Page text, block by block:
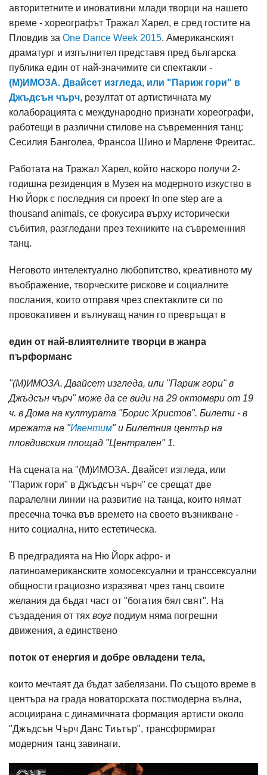
авторитетните и иновативни млади творци на нашето
време - хореографът Тражал Харел, е сред гостите на
Пловдив за One Dance Week 2015. Американският
драматург и изпълнител представя пред българска
публика един от най-значимите си спектакли -
(М)ИМОЗА. Двайсет изгледа, или "Париж гори" в
Джъдсън чърч, резултат от артистичната му
колаборацията с международно признати хореографи,
работещи в различни стилове на съвременния танц:
Сесилия Банголеа, Франсоа Шино и Марлене Фреитас.
Работата на Тражал Харел, който наскоро получи 2-
годишна резиденция в Музея на модерното изкуство в
Ню Йорк с последния си проект In one step are a
thousand animals, се фокусира върху исторически
събития, разгледани през техниките на съвременния
танц.
Неговото интелектуално любопитство, креативното му
въображение, творческите рискове и социалните
послания, които отправя чрез спектаклите си по
провокативен и вълнуващ начин го превръщат в
един от най-влиятелните творци в жанра
пърформанс
"(М)ИМОЗА. Двайсет изгледа, или "Париж гори" в
Джъдсън чърч" може да се види на 29 октомври от 19
ч. в Дома на културата "Борис Христов". Билети - в
мрежата на "Ивентим" и Билетния център на
пловдивския площад "Централен" 1.
На сцената на "(М)ИМОЗА. Двайсет изгледа, или
"Париж гори" в Джъдсън чърч" се срещат две
паралелни линии на развитие на танца, които нямат
пресечна точка във времето на своето възникване -
нито социална, нито естетическа.
В предградията на Ню Йорк афро- и
латиноамериканските хомосексуални и транссексуални
общности грациозно изразяват чрез танц своите
желания да бъдат част от "богатия бял свят". На
създадения от тях воуг подиум няма погрешни
движения, а единствено
поток от енергия и добре овладени тела,
които мечтаят да бъдат забелязани. По същото време в
центъра на града новаторската постмодерна вълна,
асоциирана с динамичната формация артисти около
"Джъдсън Чърч Данс Тиътър", трансформират
модерния танц завинаги.